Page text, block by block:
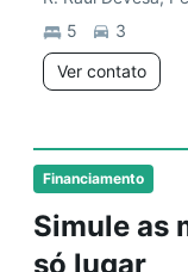
Financiamento
Simule as
só lugar
5
3
Ver contato